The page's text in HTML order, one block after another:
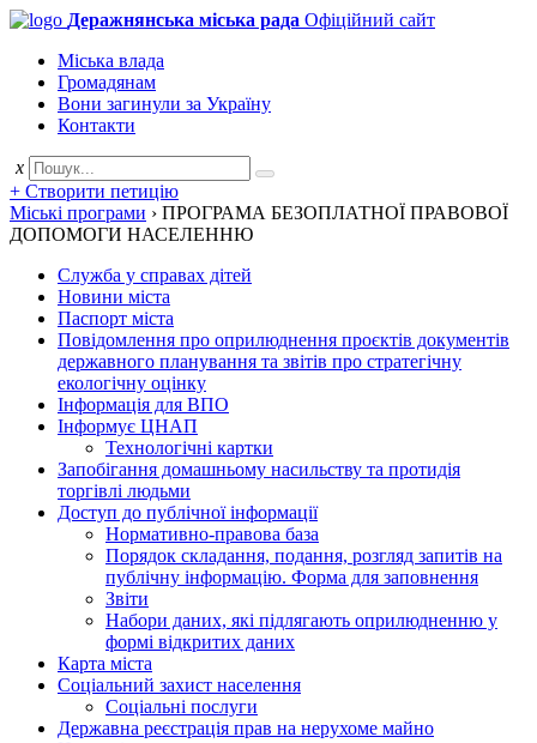
Деражнянська міська рада Офіційний сайт
Міська влада
Громадянам
Вони загинули за Україну
Контакти
x
+ Створити петицію
Міські програми › ПРОГРАМА БЕЗОПЛАТНОЇ ПРАВОВОЇ
ДОПОМОГИ НАСЕЛЕННЮ
Служба у справах дітей
Новини міста
Паспорт міста
Повідомлення про оприлюднення проєктів документів
державного планування та звітів про стратегічну
екологічну оцінку
Інформація для ВПО
Інформує ЦНАП
Технологічні картки
Запобігання домашньому насильству та протидія
торгівлі людьми
Доступ до публічної інформації
Нормативно-правова база
Порядок складання, подання, розгляд запитів на
публічну інформацію. Форма для заповнення
Звіти
Набори даних, які підлягають оприлюдненню у
формі відкритих даних
Карта міста
Соціальний захист населення
Соціальні послуги
Державна реєстрація прав на нерухоме майно